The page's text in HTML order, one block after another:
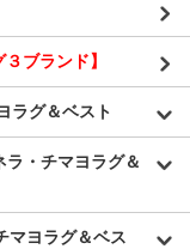
ブランド】
ラグ＆ベスト
・チマヨラグ＆
ヨラグ＆ベス